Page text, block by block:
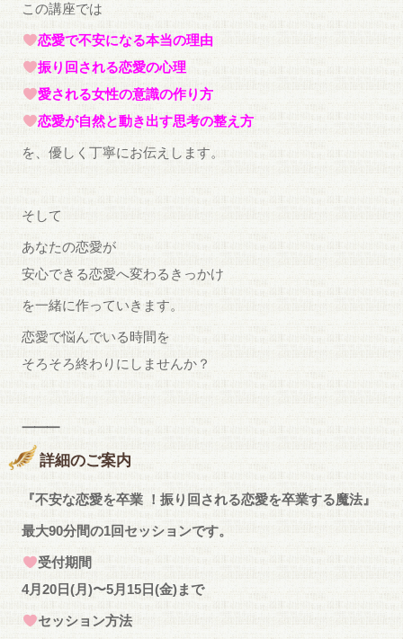
この講座では
恋愛で不安になる本当の理由
振り回される恋愛の心理
愛される女性の意識の作り方
恋愛が自然と動き出す思考の整え方
を、優しく丁寧にお伝えします。
そして
あなたの恋愛が
安心できる恋愛へ変わるきっかけ
を一緒に作っていきます。
恋愛で悩んでいる時間を
そろそろ終わりにしませんか？
⸻
詳細のご案内
『不安な恋愛を卒業 ！振り回される恋愛を卒業する魔法』
最大90分間の1回セッションです。
受付期間
4月20日(月)〜5月15日(金)まで
セッション方法